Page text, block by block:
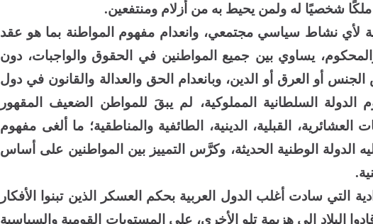
ملكًا شخصيًا له ولمن يحيط به من أزلام ومنتفعين.
لأي نشاط سياسي مجتمعي، وانعدام مفهوم المواطنة بما هو عقد
يساوي بين جميع المواطنين في الحقوق والواجبات، دون
أو العرق أو الدين، وبانعدام الحق والعدالة والقانون في دول
السلطانية المملوكية، لم يبقَ للمواطن الضعيف المقهور
العشائرية، القبلية، الدينية، الطائفية والمناطقية؛ ما ألغى مفهوم
الدولة الوطنية الحديثة، وكرَّس التمييز بين المواطنين على أساس
التي سادت أغلب الدول العربية بحكم العسكر الذين تبنوا الأفكار
البلاد إلى هزيمة تلو الأخرى، على المستويات القومية والسياسية